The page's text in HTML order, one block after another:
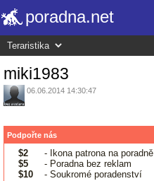
poradna.net
miki1983
06.06.2014 14:30:47
Podpořte nás
$2
- Ikona patrona na poradně
$5
- Poradna bez reklam
$10
- Soukromé poradenství